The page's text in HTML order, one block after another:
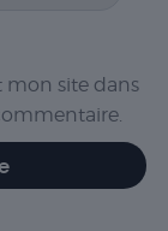
mon site dans